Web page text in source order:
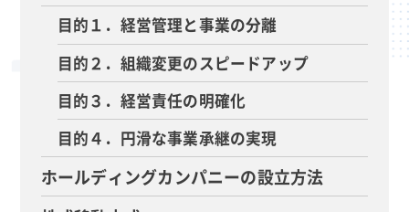
目的１．経営管理と事業の分離
目的２．組織変更のスピードアップ
目的３．経営責任の明確化
目的４．円滑な事業承継の実現
ホールディングカンパニーの設立方法